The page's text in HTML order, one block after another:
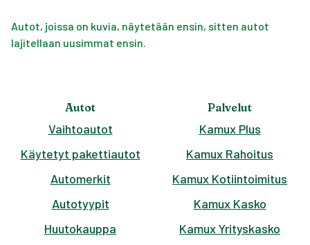
Autot, joissa on kuvia, näytetään ensin, sitten autot
lajitellaan uusimmat ensin.
Autot
Vaihtoautot
Käytetyt pakettiautot
Automerkit
Autotyypit
Huutokauppa
Palvelut
Kamux Plus
Kamux Rahoitus
Kamux Kotiintoimitus
Kamux Kasko
Kamux Yrityskasko